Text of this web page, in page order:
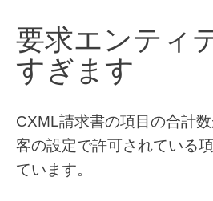
要求エンティ
すぎます
CXML請求書の項目の合計
客の設定で許可されている
ています。